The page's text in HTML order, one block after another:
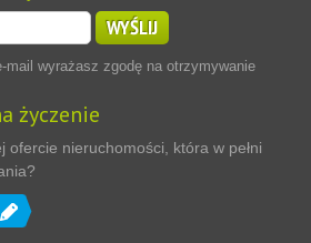
WYŚLIJ
mail wyrażasz zgodę na otrzymywanie
życzenie
ofercie nieruchomości, która w pełni